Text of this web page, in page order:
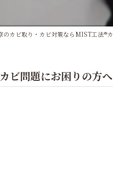
のカビ取り・カビ対策ならMIST工法®
ビ問題にお困りの方